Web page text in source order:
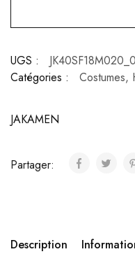
UGS :
Catégories :
Costumes,
JAKAMEN
Partager:
Description